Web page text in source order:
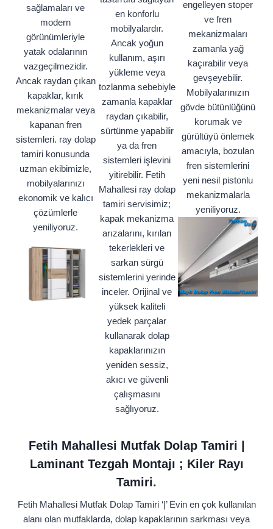
sağlamaları ve
modern
görünümleriyle
yatak odalarının
vazgeçilmezidir.
Ancak raydan çıkan
kapaklar, kırık
mekanizmalar veya
kapanan fren
sistemleri. ray dolap
tamiri konusunda
uzman ekibimizle,
mobilyalarınızı
ekonomik ve kalıcı
çözümlerle
yeniliyoruz.
en konforlu
mobilyalardır.
Ancak yoğun
kullanım, aşırı
yükleme veya
tozlanma sebebiyle
zamanla kapaklar
raydan çıkabilir,
sürtünme yapabilir
ya da fren
sistemleri işlevini
yitirebilir. Fetih
Mahallesi ray dolap
tamiri servisimiz;
kapak mekanizma
arızalarını, kırılan
tekerlekleri ve
sarkan sürgü
sistemlerini yerinde
inceler. Orijinal ve
yüksek kaliteli
yedek parçalar
kullanarak dolap
kapaklarınızın
yeniden sessiz,
akıcı ve güvenli
çalışmasını
sağlıyoruz.
engelleyen stoper
ve fren
mekanizmaları
zamanla yağ
kaçırabilir veya
gevşeyebilir.
Mobilyalarınızın
gövde bütünlüğünü
korumak ve
gürültüyü önlemek
amacıyla, bozulan
fren sistemlerini
yeni nesil pistonlu
mekanizmalarla
yeniliyoruz.
Fetih Mahallesi Mutfak Dolap Tamiri |
Laminant Tezgah Montajı ; Kiler Rayı
Tamiri.
Fetih Mahallesi Mutfak Dolap Tamiri ‘|’ Evin en çok kullanılan
alanı olan mutfaklarda, dolap kapaklarının sarkması veya